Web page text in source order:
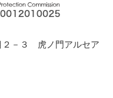
２－３ 虎ノ門アルセア